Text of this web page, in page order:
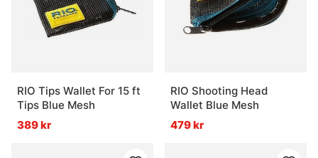
RIO Tips Wallet For 15 ft
Tips Blue Mesh
389 kr
RIO Shooting Head
Wallet Blue Mesh
479 kr